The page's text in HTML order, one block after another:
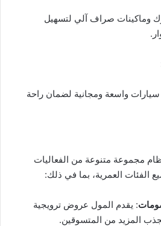
وماكينات صراف آلي لتسهيل
واسعة ومجانية لضمان راحة
مجموعة متنوعة من الفعاليات
الفئات العمرية، بما في ذلك:
: يقدم المول عروض ترويجية
المزيد من المتسوقين.